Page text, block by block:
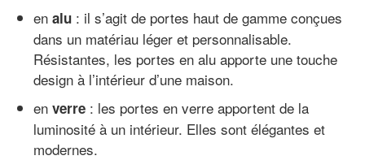
en alu : il s’agit de portes haut de gamme conçues
dans un matériau léger et personnalisable.
Résistantes, les portes en alu apporte une touche
design à l’intérieur d’une maison.
en verre : les portes en verre apportent de la
luminosité à un intérieur. Elles sont élégantes et
modernes.